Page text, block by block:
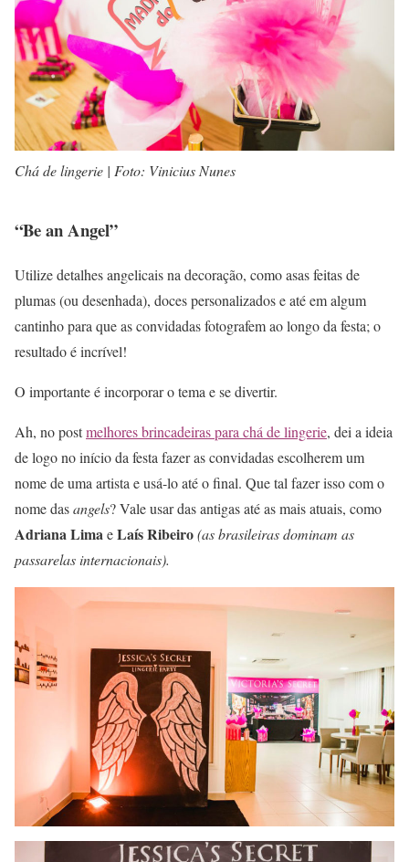
Chá de lingerie | Foto: Vinicius Nunes
“Be an Angel”
Utilize detalhes angelicais na decoração, como asas feitas de
plumas (ou desenhada), doces personalizados e até em algum
cantinho para que as convidadas fotografem ao longo da festa; o
resultado é incrível!
O importante é incorporar o tema e se divertir.
Ah, no postmelhores brincadeiras para chá de lingerie, dei a ideia
de logo no início da festa fazer as convidadas escolherem um
nome de uma artista e usá-lo até o final. Que tal fazer isso com o
nome dasangels? Vale usar das antigas até as mais atuais, como
Adriana LimaeLaís Ribeiro(as brasileiras dominam as
passarelas internacionais).